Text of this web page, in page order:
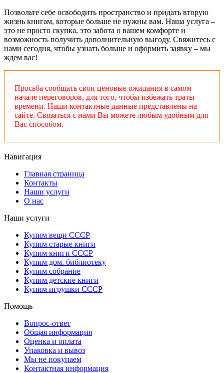
Позвольте себе освободить пространство и придать вторую
жизнь книгам, которые больше не нужны вам. Наша услуга –
это не просто скупка, это забота о вашем комфорте и
возможность получить дополнительную выгоду. Свяжитесь с
нами сегодня, чтобы узнать больше и оформить заявку – мы
ждем вас!
Просьба сообщать свои ценовые ожидания в самом
начале переговоров, для того, чтобы избежать траты
времени. Наши контактные данные представлены на
сайте. Связаться с нами Вы можете любым удобным для
Вас способом.
Навигация
Главная страница
Контакты
Наши услуги
О нас
Наши услуги
Купим вещи СССР
Купим старые книги
Купим книги СССР
Купим дом. библиотеку
Купим собрание
Купим детские книги
Купим игрушки СССР
Помощь
Вопрос-ответ
Общая информация
Оценка и оплата
Упаковка и вывоз
Мы не покупаем
Контактная информация